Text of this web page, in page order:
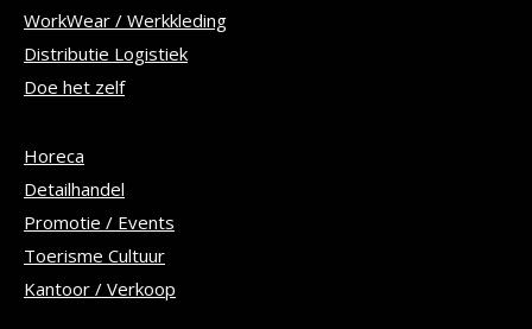
WorkWear / Werkkleding
Distributie Logistiek
Doe het zelf
Horeca
Detailhandel
Promotie / Events
Toerisme Cultuur
Kantoor / Verkoop